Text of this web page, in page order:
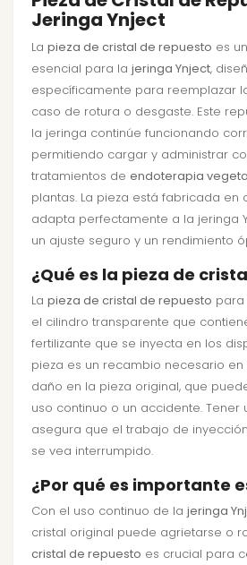
Jeringa Ynject
La pieza de cristal de repuesto es
esencial para la jeringa Ynject,
específicamente para reemplazar
caso de rotura o desgaste. Este
la jeringa continúe funcionando
permitiendo cargar y administrar
tratamientos de endoterapia
plantas. La pieza está fabricada en
adapta perfectamente a la jeringa
un ajuste seguro y un rendimiento
¿Qué es la pieza de
La pieza de cristal de repuesto para
el cilindro transparente que
fertilizante que se inyecta en los
pieza es un recambio necesario
daño en la pieza original, que
uso continuo o un accidente. Tener
asegura que el trabajo de
se vea interrumpido.
¿Por qué es importante
Con el uso continuo de la jeringa
cristal original puede agrietarse o
cristal de repuesto es crucial para